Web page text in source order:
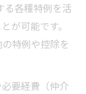
る各種特例を活
が可能です。
特例や控除を
要経費（仲介